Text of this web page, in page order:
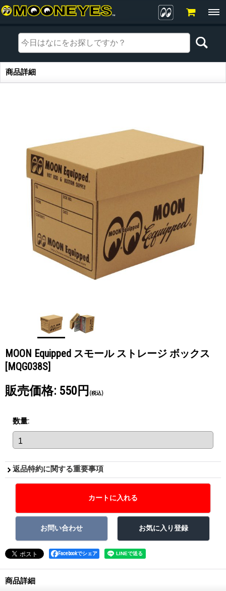
商品詳細
商品詳細
MOON Equipped スモール ストレージ ボックス
[MQG038S]
販売価格: 550円 (税込)
数量:
返品特約に関する重要事項
Facebookでシェア
商品詳細